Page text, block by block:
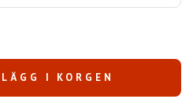
LÄGG I KORGEN